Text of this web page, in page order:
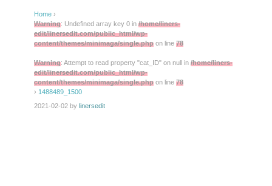
Home ›
Warning: Undefined array key 0 in /home/liners-
edit/linersedit.com/public_html/wp-
content/themes/minimaga/single.php on line 78
Warning: Attempt to read property "cat_ID" on null in /home/liners-
edit/linersedit.com/public_html/wp-
content/themes/minimaga/single.php on line 78
› 1488489_1500
2021-02-02 by linersedit